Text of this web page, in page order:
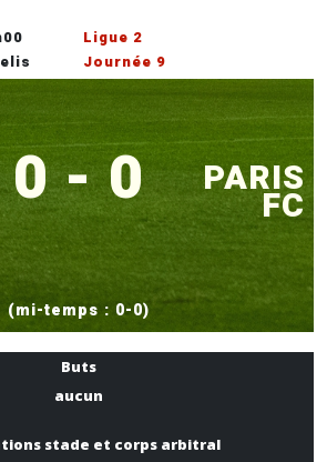
Ligue 2
Journée 9
0 - 0 PARIS
FC
(mi-temps : 0-0)
Buts
aucun
stade et corps arbitral